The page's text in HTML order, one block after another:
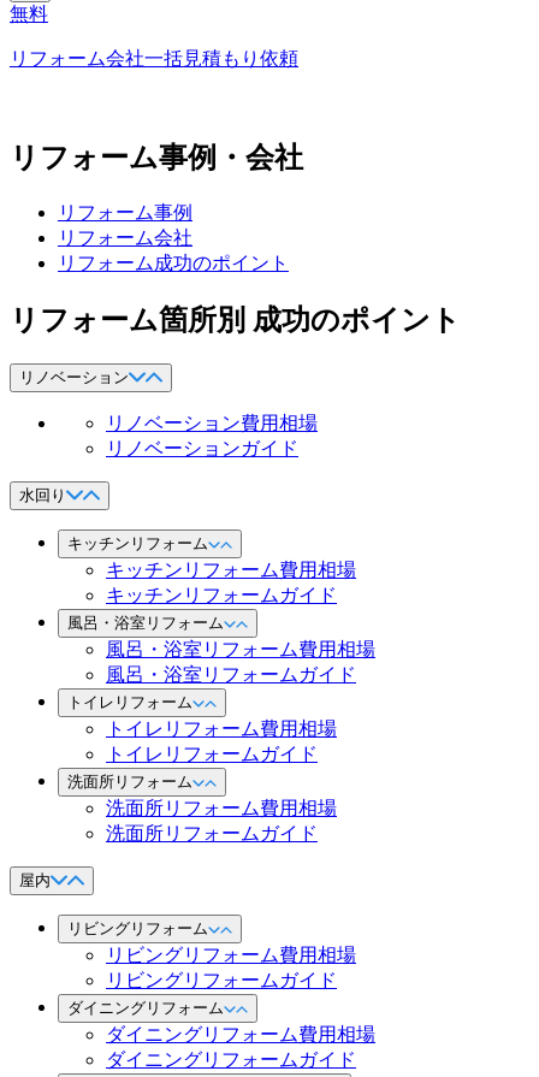
無料
リフォーム会社一括見積もり依頼
リフォーム事例・会社
リフォーム事例
リフォーム会社
リフォーム成功のポイント
リフォーム箇所別 成功のポイント
リノベーション
リノベーション費用相場
リノベーションガイド
水回り
キッチンリフォーム
キッチンリフォーム費用相場
キッチンリフォームガイド
風呂・浴室リフォーム
風呂・浴室リフォーム費用相場
風呂・浴室リフォームガイド
トイレリフォーム
トイレリフォーム費用相場
トイレリフォームガイド
洗面所リフォーム
洗面所リフォーム費用相場
洗面所リフォームガイド
屋内
リビングリフォーム
リビングリフォーム費用相場
リビングリフォームガイド
ダイニングリフォーム
ダイニングリフォーム費用相場
ダイニングリフォームガイド